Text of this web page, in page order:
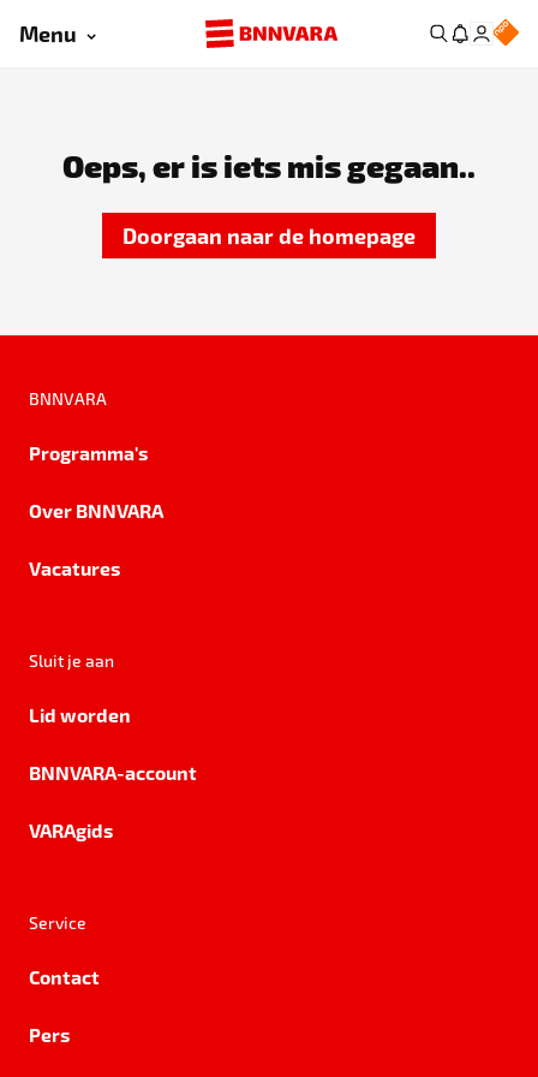
Menu
Oeps, er is iets mis gegaan..
Doorgaan naar de homepage
BNNVARA
Programma's
Over BNNVARA
Vacatures
Sluit je aan
Lid worden
BNNVARA-account
VARAgids
Service
Contact
Pers